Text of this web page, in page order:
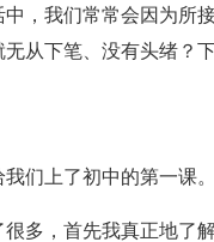
，我们常常会因为所
从下笔、没有头绪？
们上了初中的第一课
多，首先我真正地了